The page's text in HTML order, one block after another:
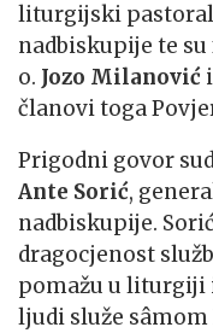
liturgijski pastoral
nadbiskupije te
o. Jozo Milanović
članovi toga
Prigodni govor
Ante Sorić,
nadbiskupije.
dragocjenost
pomažu u liturgiji
ljudi služe sâmom